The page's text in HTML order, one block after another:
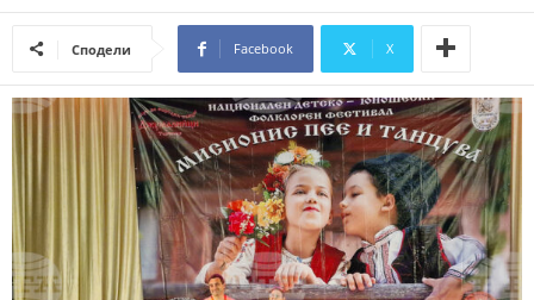
Сподели Facebook X